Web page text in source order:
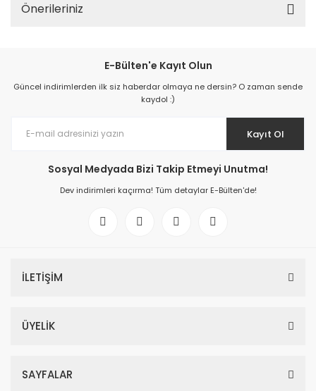
Önerileriniz
E-Bülten'e Kayıt Olun
Güncel indirimlerden ilk siz haberdar olmaya ne dersin? O zaman sende
kaydol :)
Kayıt Ol
Sosyal Medyada Bizi Takip Etmeyi Unutma!
Dev indirimleri kaçırma! Tüm detaylar E-Bülten'de!
İLETİŞİM
ÜYELİK
SAYFALAR